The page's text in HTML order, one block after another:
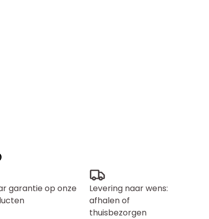
garantie op onze
Levering naar wens:
afhalen of
thuisbezorgen